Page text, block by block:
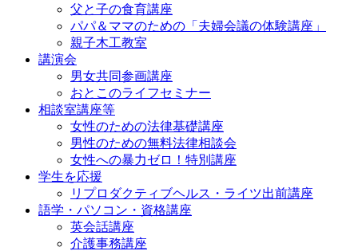
父と子の食育講座
パパ＆ママのための「夫婦会議の体験講座」
親子木工教室
講演会
男女共同参画講座
おとこのライフセミナー
相談室講座等
女性のための法律基礎講座
男性のための無料法律相談会
女性への暴力ゼロ！特別講座
学生を応援
リプロダクティブヘルス・ライツ出前講座
語学・パソコン・資格講座
英会話講座
介護事務講座